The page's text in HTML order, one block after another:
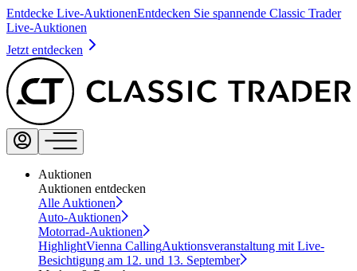
Entdecke Live-AuktionenEntdecken Sie spannende Classic Trader
Live-Auktionen
Jetzt entdecken
Auktionen
Auktionen entdecken
Alle Auktionen
Auto-Auktionen
Motorrad-Auktionen
HighlightVienna CallingAuktionsveranstaltung mit Live-
Besichtigung am 12. und 13. September